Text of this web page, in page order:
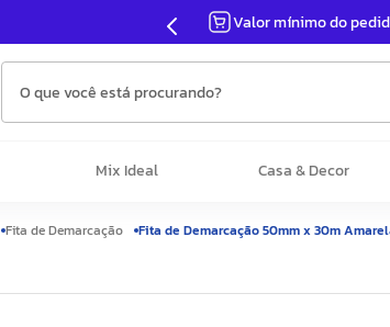
Valor mínimo do
O que você está procurando?
Mix Ideal Casa & Decor
Fita de Demarcação Fita de Demarcação 50mm x 30m